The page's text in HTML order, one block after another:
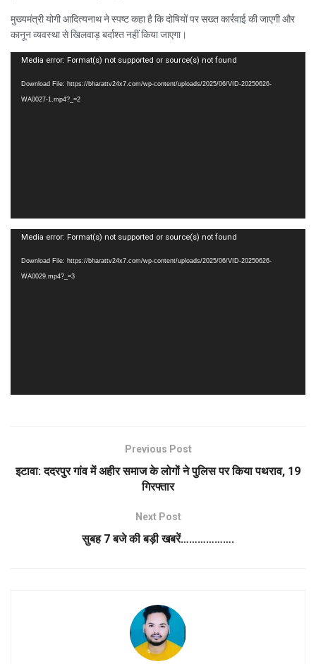
मुख्यमंत्री योगी आदित्यनाथ ने स्पष्ट कहा है कि दोषियों पर सख्त कार्रवाई की जाएगी और
कानून व्यवस्था से खिलवाड़ बर्दाश्त नहीं किया जाएगा।
Video
Media error: Format(s) not supported or source(s) not found
Download File: https://bharattv24x7.com/wp-content/uploads/2025/06/VID-20250626-
WA0027-1.mp4?_=2
Video
Media error: Format(s) not supported or source(s) not found
Download File: https://bharattv24x7.com/wp-content/uploads/2025/06/VID-20250626-
WA0029.mp4?_=3
Previous Post
इटावा: ददरपुर गांव में अहीर समाज के लोगों ने पुलिस पर किया पथराव, 19
गिरफ्तार
Next Post
सुबह 7 बजे की बड़ी खबरें……………….